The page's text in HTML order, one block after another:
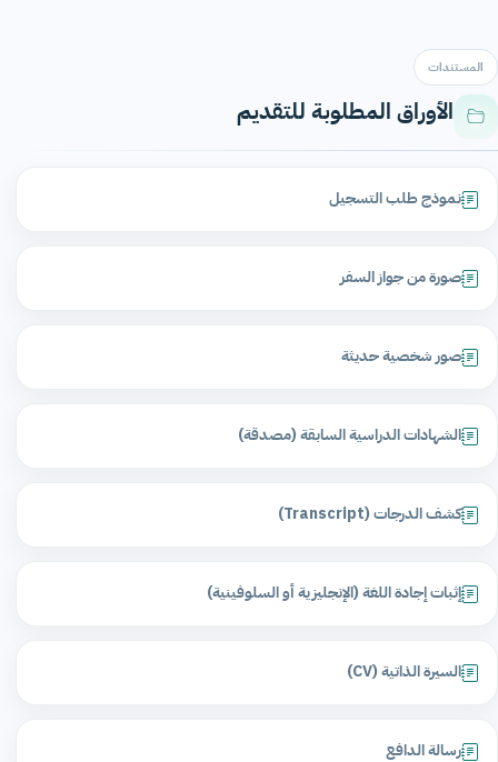
المستندات
الأوراق المطلوبة للتقديم
نموذج طلب التسجيل
صورة من جواز السفر
صور شخصية حديثة
الشهادات الدراسية السابقة (مصدقة)
كشف الدرجات (Transcript)
إثبات إجادة اللغة (الإنجليزية أو السلوفينية)
السيرة الذاتية (CV)
رسالة الدافع